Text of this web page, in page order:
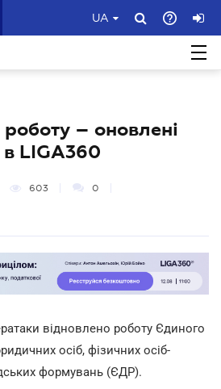
UA
– оновлені
в LIGA360
603 0
відновлено роботу Єдиного
осіб, фізичних осіб-
формувань (ЄДР).